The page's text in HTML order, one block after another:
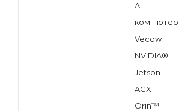
AI
комп'ютер
Vecow
NVIDIA®
Jetson
AGX
Orin™